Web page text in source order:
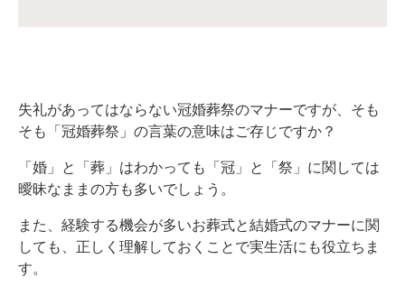
失礼があってはならない冠婚葬祭のマナーですが、そも
そも「冠婚葬祭」の言葉の意味はご存じですか？
「婚」と「葬」はわかっても「冠」と「祭」に関しては
曖昧なままの方も多いでしょう。
また、経験する機会が多いお葬式と結婚式のマナーに関
しても、正しく理解しておくことで実生活にも役立ちま
す。